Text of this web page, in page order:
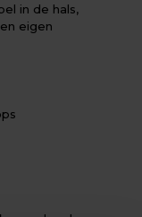
in de hals,
eigen